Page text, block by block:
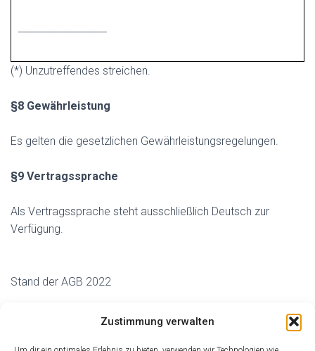
Zustimmung verwalten
(*) Unzutreffendes streichen.
§8 Gewährleistung
Es gelten die gesetzlichen Gewährleistungsregelungen.
§9 Vertragssprache
Als Vertragssprache steht ausschließlich Deutsch zur
Verfügung.
Stand der AGB 2022